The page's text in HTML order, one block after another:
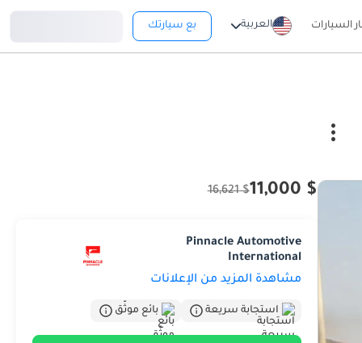
السيارات العربية بع سيارتك
$ 11,000
$ 16,621
Pinnacle Automotive
International
مشاهدة المزيد من الإعلانات
استجابة سريعة بائع موثّق